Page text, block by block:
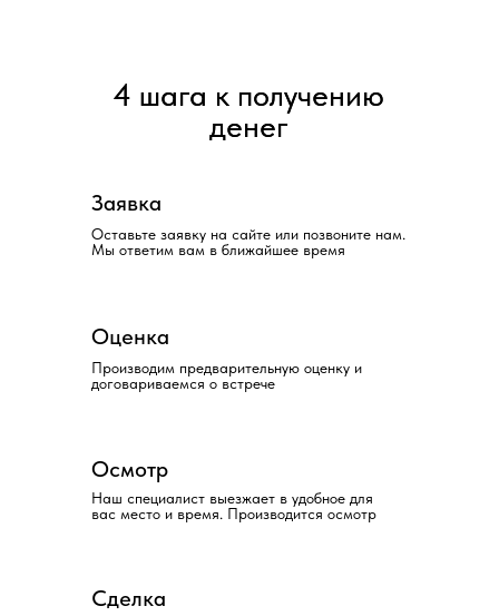
Заявка
Оставьте заявку на сайте или позвоните нам.
Мы ответим вам в ближайшее время
Оценка
Производим предварительную оценку и
договариваемся о встрече
Осмотр
Наш специалист выезжает в удобное для
вас место и время. Производится осмотр
Сделка
4 шага к получению
денег
4 шага к получению
денег